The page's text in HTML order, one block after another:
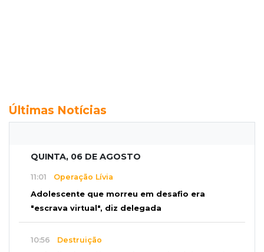
Últimas Notícias
QUINTA, 06 DE AGOSTO
11:01 Operação Lívia
Adolescente que morreu em desafio era
"escrava virtual", diz delegada
10:56 Destruição